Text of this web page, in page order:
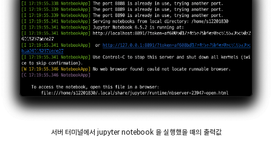
서버 터미널에서 jupyter notebook 을 실행했을 때의 출력값